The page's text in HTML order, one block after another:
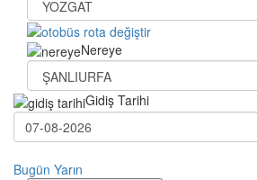
Nereye
Gidiş Tarihi
Bugün Yarın